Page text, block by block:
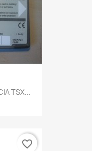
TSX...
favorite_border